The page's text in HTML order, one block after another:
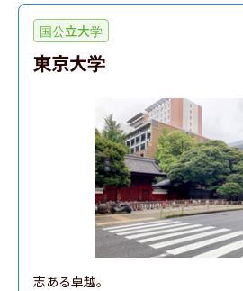
国公立大学
東京大学
志ある卓越。